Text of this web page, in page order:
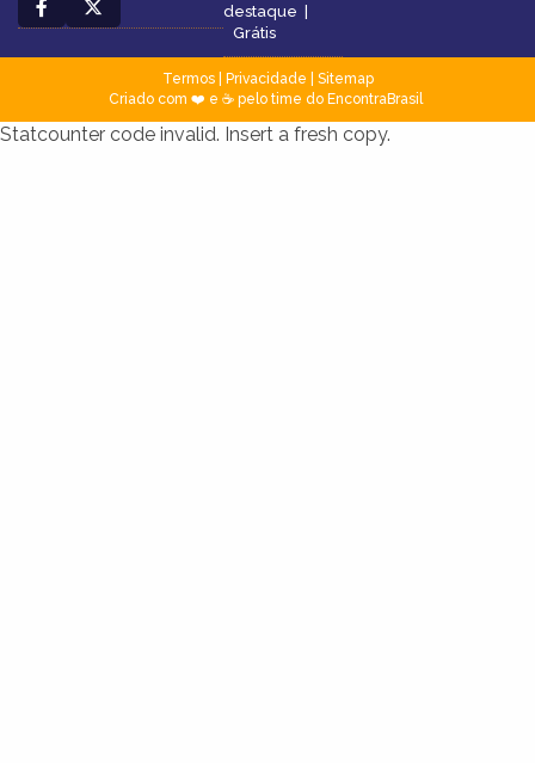
destaque |
Grátis
Termos| Privacidade
Sitemap
Criado com ❤️ e ☕ pelo time do EncontraBrasil
Statcounter code invalid. Insert a fresh copy.